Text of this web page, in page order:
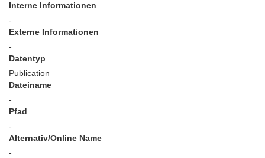
Interne Informationen
-
Externe Informationen
-
Datentyp
Publication
Dateiname
-
Pfad
-
Alternativ/Online Name
-